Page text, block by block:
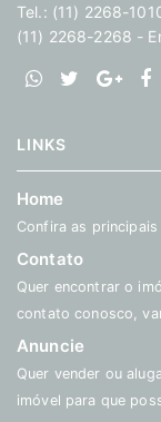
Tel.: (11) 2268-
(11) 2268-2268 -
LINKS
Home
Confira as
Contato
Quer encontrar o
contato conosco,
Anuncie
Quer vender ou
imóvel para que